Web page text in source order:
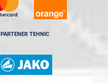
PARTENER TEHNIC